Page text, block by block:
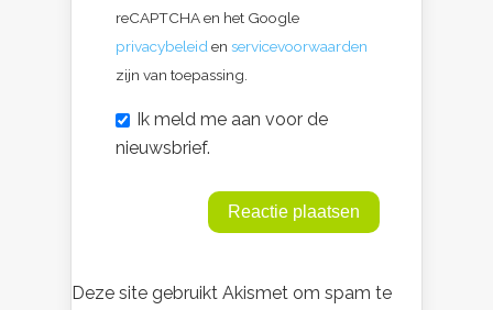
reCAPTCHA en het Google
privacybeleid en servicevoorwaarden
zijn van toepassing.
Ik meld me aan voor de
nieuwsbrief.
Deze site gebruikt Akismet om spam te